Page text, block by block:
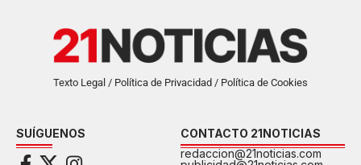
Texto Legal / Política de Privacidad / Política de Cookies
SUÍGUENOS
CONTACTO 21NOTICIAS
redaccion@21noticias.com